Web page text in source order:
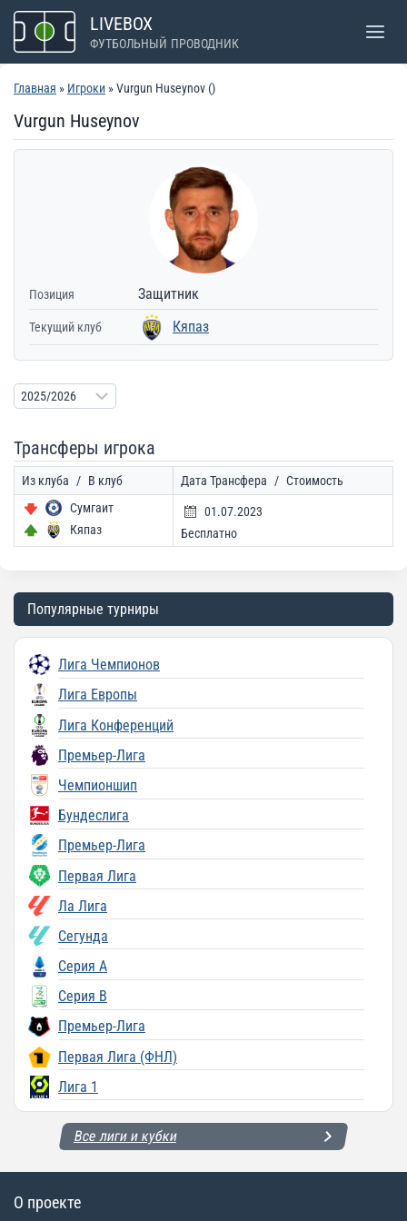
Перейти
содержимому
LIVEBOX
ФУТБОЛЬНЫЙ ПРОВОДНИК
Главная » Игроки » Vurgun Huseynov ()
Vurgun Huseynov
Позиция Защитник
Текущий клуб Кяпаз
Трансферы игрока
Из клуба / В клуб Дата Трансфера / Стоимость
Сумгаит
Кяпаз
01.07.2023
Бесплатно
Популярные турниры
Лига Чемпионов
Лига Европы
Лига Конференций
Премьер-Лига
Чемпионшип
Бундеслига
Премьер-Лига
Первая Лига
Ла Лига
Сегунда
Серия A
Серия B
Премьер-Лига
Первая Лига (ФНЛ)
Лига 1
Все лиги и кубки
О проекте